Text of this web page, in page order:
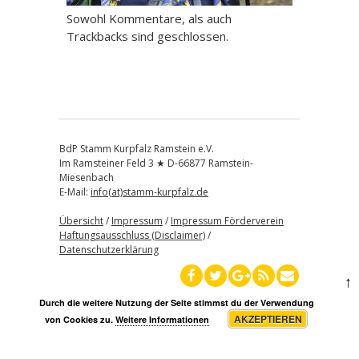
Sowohl Kommentare, als auch
Trackbacks sind geschlossen.
BdP Stamm Kurpfalz Ramstein e.V.
Im Ramsteiner Feld 3 ★ D-66877 Ramstein-
Miesenbach
E-Mail: info(at)stamm-kurpfalz.de
Übersicht/ Impressum / Impressum Förderverein
Haftungsausschluss (Disclaimer)/
Datenschutzerklärung
↑
Durch die weitere Nutzung der Seite stimmst du der Verwendung
von Cookies zu.Weitere Informationen AKZEPTIEREN